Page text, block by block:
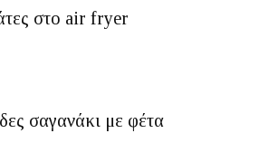
στο air fryer
σαγανάκι με φέτα